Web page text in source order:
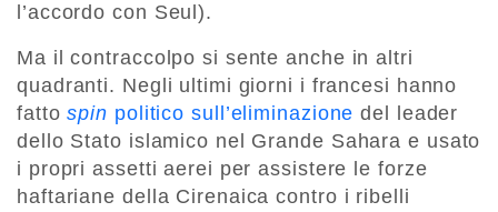
l’accordo con Seul).
Ma il contraccolpo si sente anche in altri
quadranti. Negli ultimi giorni i francesi hanno
fattospin politico sull’eliminazione del leader
dello Stato islamico nel Grande Sahara e usato
i propri assetti aerei per assistere le forze
haftariane della Cirenaica contro i ribelli